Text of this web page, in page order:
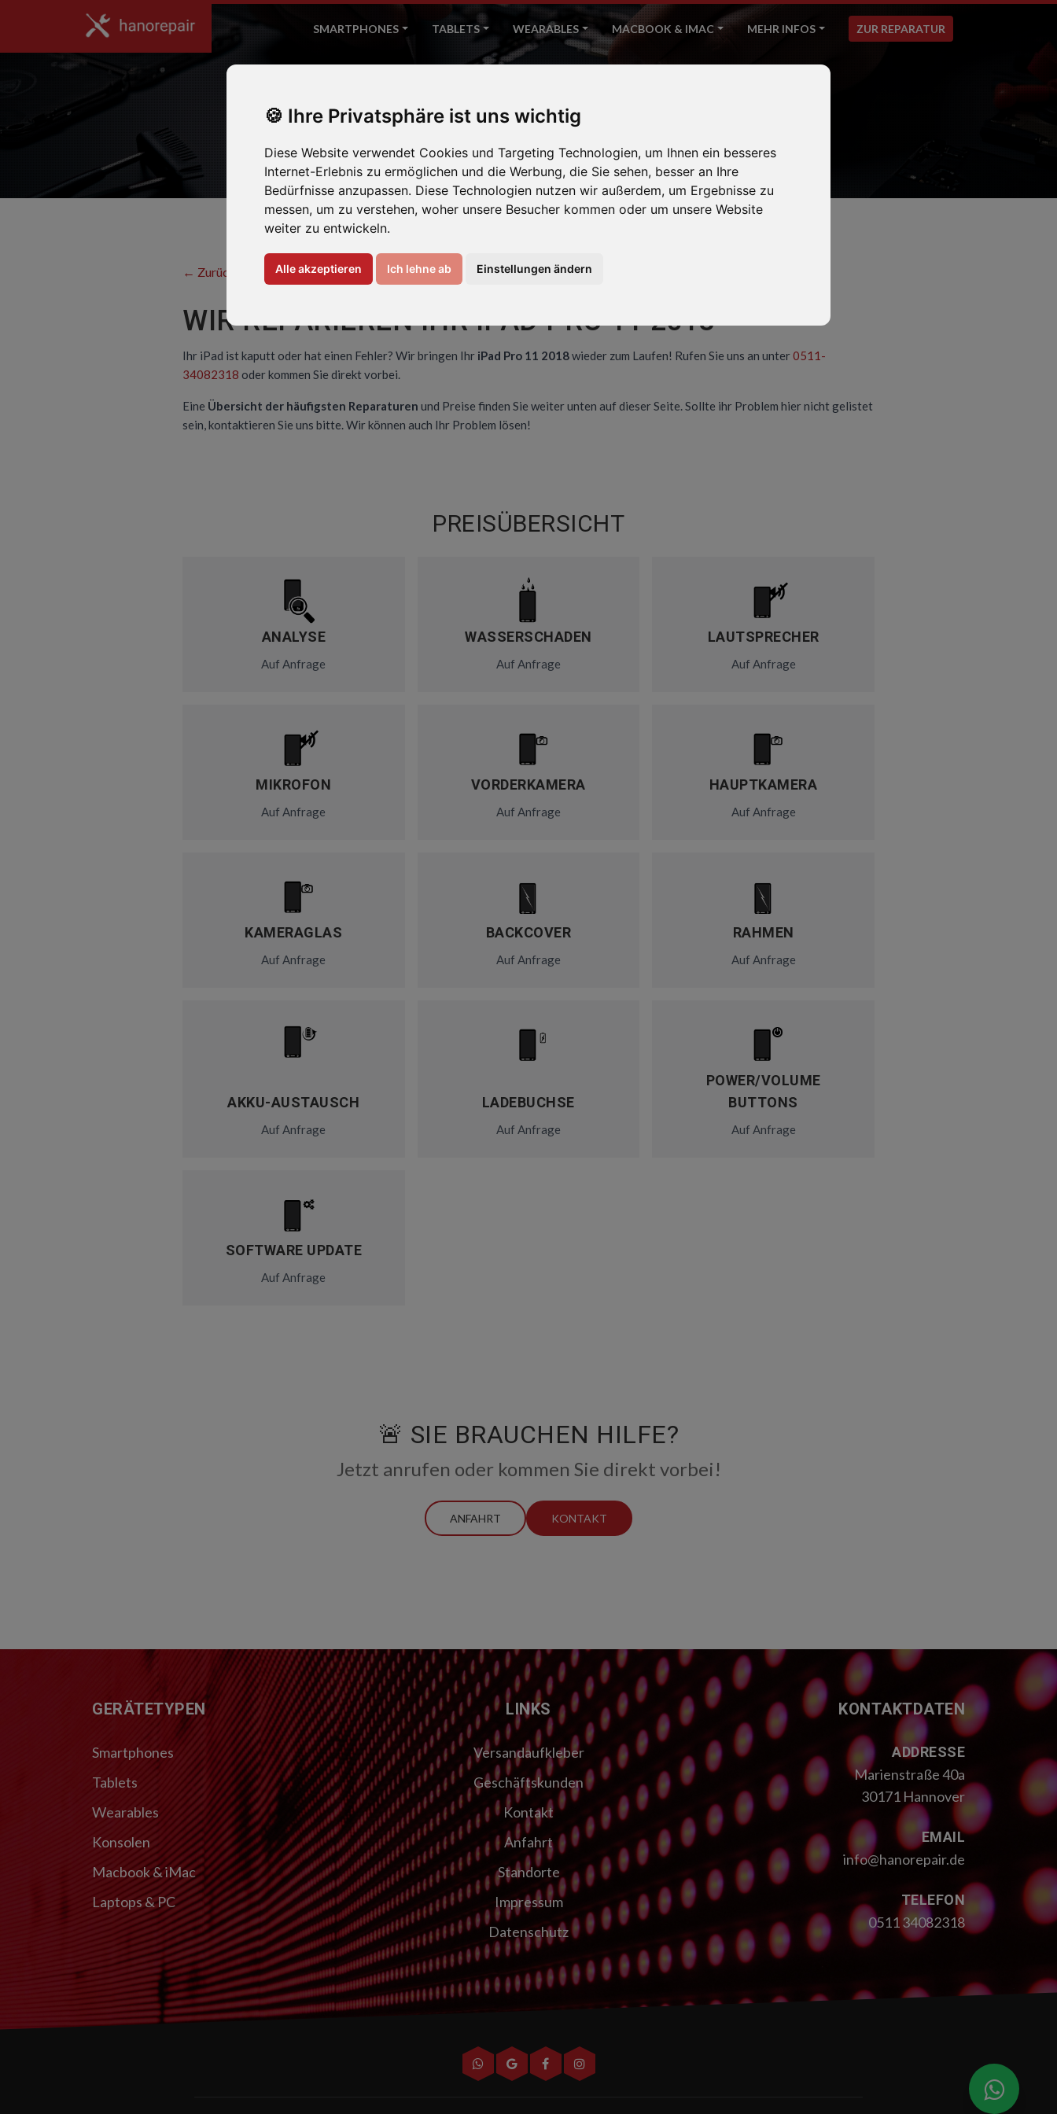
Ihre Privatsphäre ist uns wichtig
Diese Website verwendet Cookies und Targeting Technologien, um Ihnen ein besseres
Internet-Erlebnis zu ermöglichen und die Werbung, die Sie sehen, besser an Ihre
Bedürfnisse anzupassen. Diese Technologien nutzen wir außerdem, um Ergebnisse zu
messen, um zu verstehen, woher unsere Besucher kommen oder um unsere Website
weiter zu entwickeln.
Alle akzeptieren Ich lehne ab Einstellungen ändern
SMARTPHONES TABLETS WEARABLES MACBOOK & IMAC MEHR INFOS ZUR REPARATUR
iPad Pro 11 2018
Home Apple
← Zurück zum Hersteller
WIR REPARIEREN IHR IPAD PRO 11 2018
Ihr iPad ist kaputt oder hat einen Fehler? Wir bringen Ihr iPad Pro 11 2018wieder zum Laufen! Rufen Sie uns an unter0511-
34082318 oder kommen Sie direkt vorbei.
Eine Übersicht der häufigsten Reparaturen und Preise finden Sie weiter unten auf dieser Seite. Sollte ihr Problem hier nicht gelistet
sein, kontaktieren Sie uns bitte. Wir können auch Ihr Problem lösen!
PREISÜBERSICHT
ANALYSE
Auf Anfrage
WASSERSCHADEN
Auf Anfrage
LAUTSPRECHER
Auf Anfrage
MIKROFON
Auf Anfrage
VORDERKAMERA
Auf Anfrage
HAUPTKAMERA
Auf Anfrage
KAMERAGLAS
Auf Anfrage
BACKCOVER
Auf Anfrage
RAHMEN
Auf Anfrage
AKKU-AUSTAUSCH
Auf Anfrage
LADEBUCHSE
Auf Anfrage
POWER/VOLUME
BUTTONS
Auf Anfrage
SOFTWARE UPDATE
Auf Anfrage
🚨 SIE BRAUCHEN HILFE?
Jetzt anrufen oder kommen Sie direkt vorbei!
ANFAHRT KONTAKT
FUSSZEILEGERÄTETYPEN
Smartphones
Tablets
Wearables
Konsolen
Macbook & iMac
Laptops & PC
LINKS
Versandaufkleber
Geschäftskunden
Kontakt
Anfahrt
Standorte
Impressum
Datenschutz
KONTAKTDATEN
ADDRESSE
Marienstraße 40a
30171 Hannover
EMAIL
info@hanorepair.de
TELEFON
0511 34082318